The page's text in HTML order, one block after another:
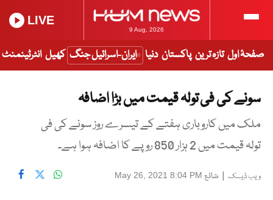
9 Aug, 2026
LIVE
صفحۂ اول تازہ ترین پاکستان دنیا ایران-اسرائیل جنگ کھیل انٹرٹینمنٹ
سونے کی فی تولہ قیمت میں بڑا اضافہ
ملک میں کاروباری ہفتے کے تیسرے روز سونے کی فی
تولہ قیمت میں 2 ہزار 850 روپے کا اضافہ ہوا ہے۔
ویب ڈیسک | شائع May 26, 2021 8:04 PM